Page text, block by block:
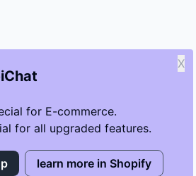
for E-commerce.
for all upgraded features.
X
learn more in Shopify
All rights reserved.
want faster answers and cleaner